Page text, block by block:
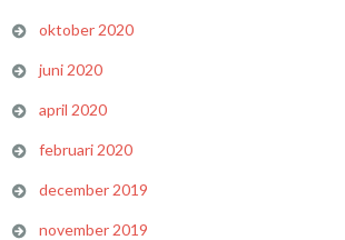
oktober 2020
juni 2020
april 2020
februari 2020
december 2019
november 2019